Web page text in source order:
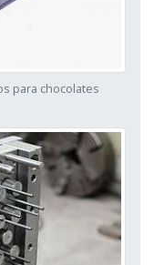
para chocolates